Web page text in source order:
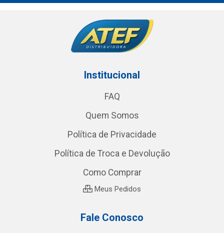
Institucional
FAQ
Quem Somos
Política de Privacidade
Política de Troca e Devolução
Como Comprar
Meus Pedidos
Fale Conosco